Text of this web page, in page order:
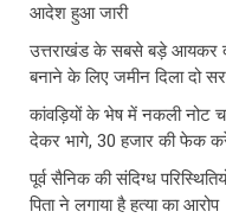
आदेश हुआ जारी
उत्तराखंड के सबसे बड़े आयकर
बनाने के लिए जमीन दिला दो
कांवड़ियों के भेष में नकली नोट
देकर भागे, 30 हजार की फेक
पूर्व सैनिक की संदिग्ध
पिता ने लगाया है हत्या का आरोप